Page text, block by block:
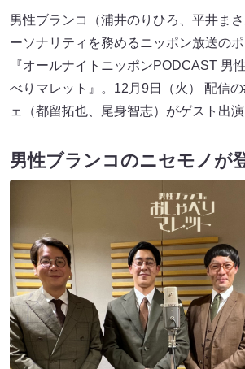
男性ブランコ（浦井のりひろ、平井ま
ーソナリティを務めるニッポン放送の
『オールナイトニッポンPODCAST 男
べりマレット』。12月9日（火） 配信
ェ（都留拓也、尾身智志）がゲスト出演
男性ブランコのニセモノが